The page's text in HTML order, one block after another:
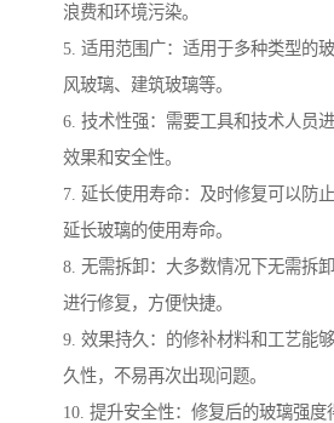
浪费和环境污染。
5. 适用范围广：适用于多种类型的
风玻璃、建筑玻璃等。
6. 技术性强：需要工具和技术人员
效果和安全性。
7. 延长使用寿命：及时修复可以防
延长玻璃的使用寿命。
8. 无需拆卸：大多数情况下无需拆
进行修复，方便快捷。
9. 效果持久：的修补材料和工艺能
久性，不易再次出现问题。
10. 提升安全性：修复后的玻璃强度